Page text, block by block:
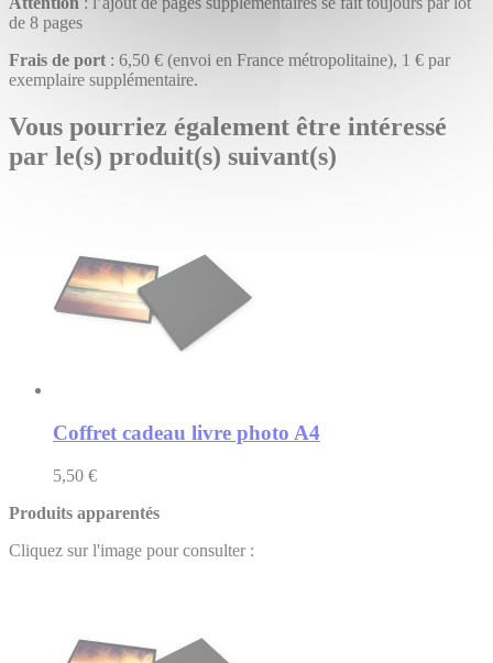
de 8 pages
Frais de port : 6,50 € (envoi en France métropolitaine), 1 € par
exemplaire supplémentaire.
Vous pourriez également être intéressé
par le(s) produit(s) suivant(s)
Coffret cadeau livre photo A4
5,50 €
Produits apparentés
Cliquez sur l'image pour consulter :